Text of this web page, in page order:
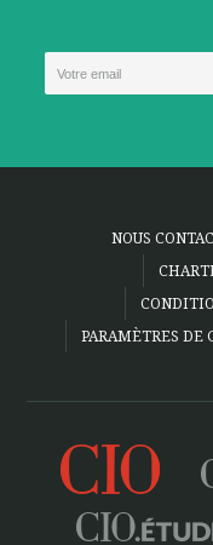
NOUS
PARAMÈTRES